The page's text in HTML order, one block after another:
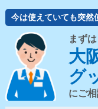
今は使えていても突然
まずは
大
グ
にご